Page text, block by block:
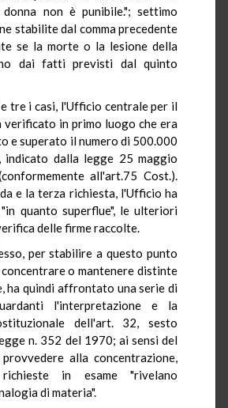
non è punibile."; settimo
stabilite dal comma precedente
se la morte o la lesione della
dai fatti previsti dal quinto
tre i casi, l'Ufficio centrale per il
verificato in primo luogo che era
e superato il numero di 500.000
indicato dalla legge 25 maggio
all'art.75 Cost.).
e la terza richiesta, l'Ufficio ha
quanto superflue", le ulteriori
delle firme raccolte.
per stabilire a questo punto
o mantenere distinte
ha quindi affrontato una serie di
l'interpretazione e la
dell'art. 32, sesto
n. 352 del 1970; ai sensi del
alla concentrazione,
in esame "rivelano
di materia".